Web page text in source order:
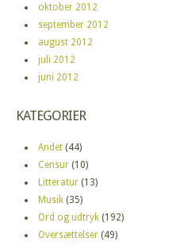
oktober 2012
september 2012
august 2012
juli 2012
juni 2012
KATEGORIER
Andet (44)
Censur (10)
Litteratur (13)
Musik (35)
Ord og udtryk (192)
Oversættelser (49)